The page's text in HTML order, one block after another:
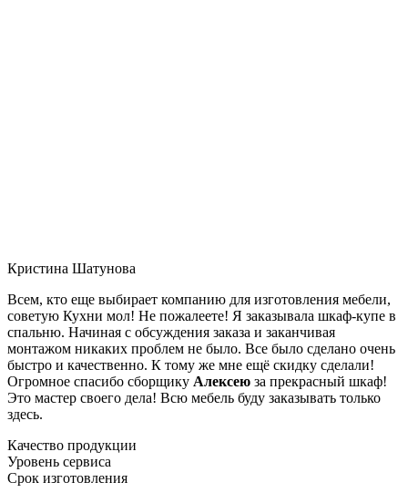
Кристина Шатунова
Всем, кто еще выбирает компанию для изготовления мебели,
советую Кухни мол! Не пожалеете! Я заказывала шкаф-купе в
спальню. Начиная с обсуждения заказа и заканчивая
монтажом никаких проблем не было. Все было сделано очень
быстро и качественно. К тому же мне ещё скидку сделали!
Огромное спасибо сборщику Алексею за прекрасный шкаф!
Это мастер своего дела! Всю мебель буду заказывать только
здесь.
Качество продукции
Уровень сервиса
Срок изготовления